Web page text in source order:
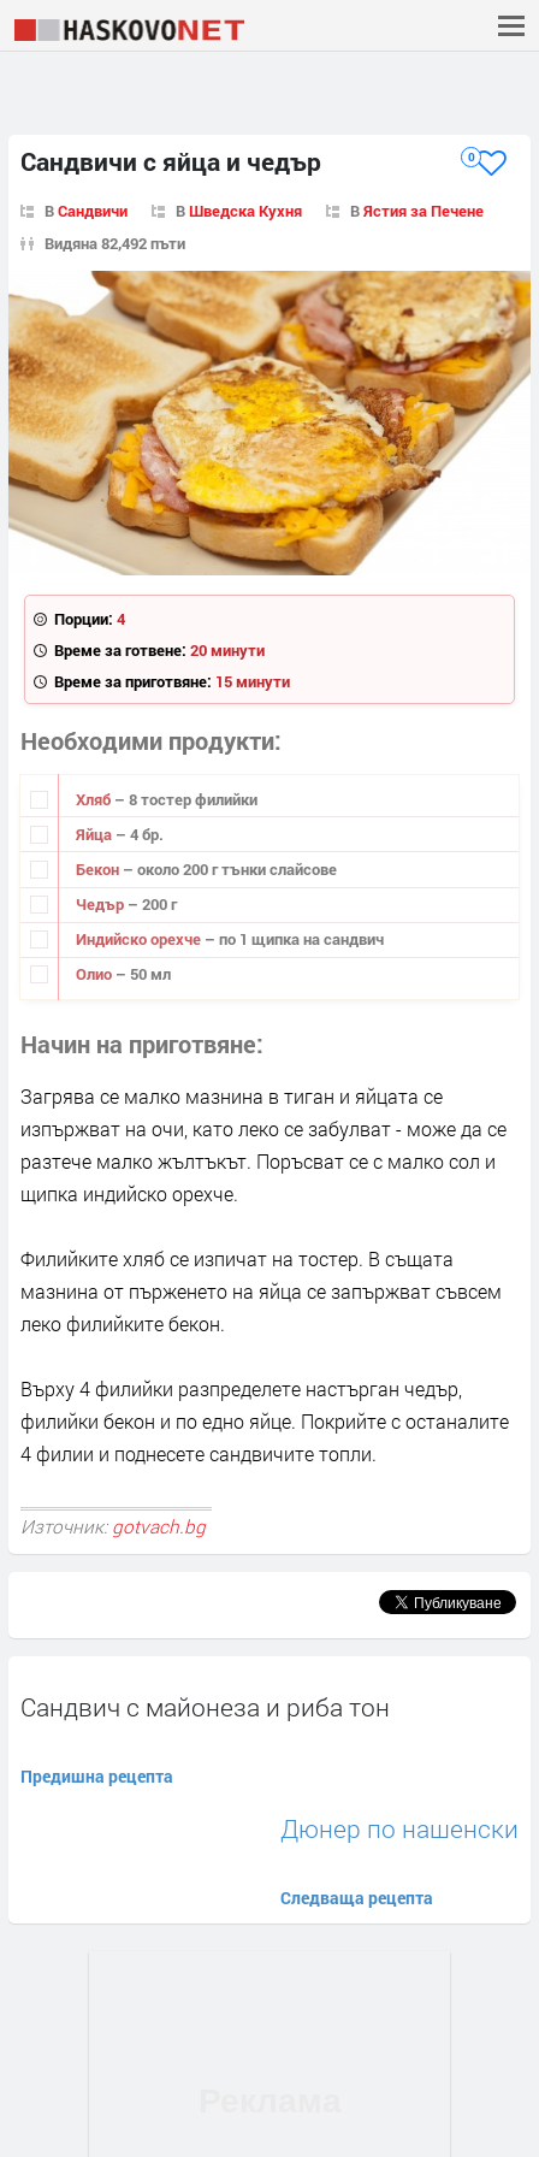
Сандвичи с яйца и чедър 0
ВСандвичи ВШведска Кухня ВЯстия за Печене
Видяна 82,492 пъти
Порции: 4
Време за готвене: 20 минути
Време за приготвяне: 15 минути
Необходими продукти
Хляб – 8 тостер филийки
Яйца – 4 бр.
Бекон – около 200 г тънки слайсове
Чедър – 200 г
Индийско орехче – по 1 щипка на сандвич
Олио – 50 мл
Начин на приготвяне
Загрява се малко мазнина в тиган и яйцата се
изпържват на очи, като леко се забулват - може да се
разтече малко жълтъкът. Поръсват се с малко сол и
щипка индийско орехче.
Филийките хляб се изпичат на тостер. В същата
мазнина от пърженето на яйца се запържват съвсем
леко филийките бекон.
Върху 4 филийки разпределете настърган чедър,
филийки бекон и по едно яйце. Покрийте с останалите
4 филии и поднесете сандвичите топли.
Източник: gotvach.bg
Сандвич с майонеза и риба тон
Предишна рецепта
Дюнер по нашенски
Следваща рецепта